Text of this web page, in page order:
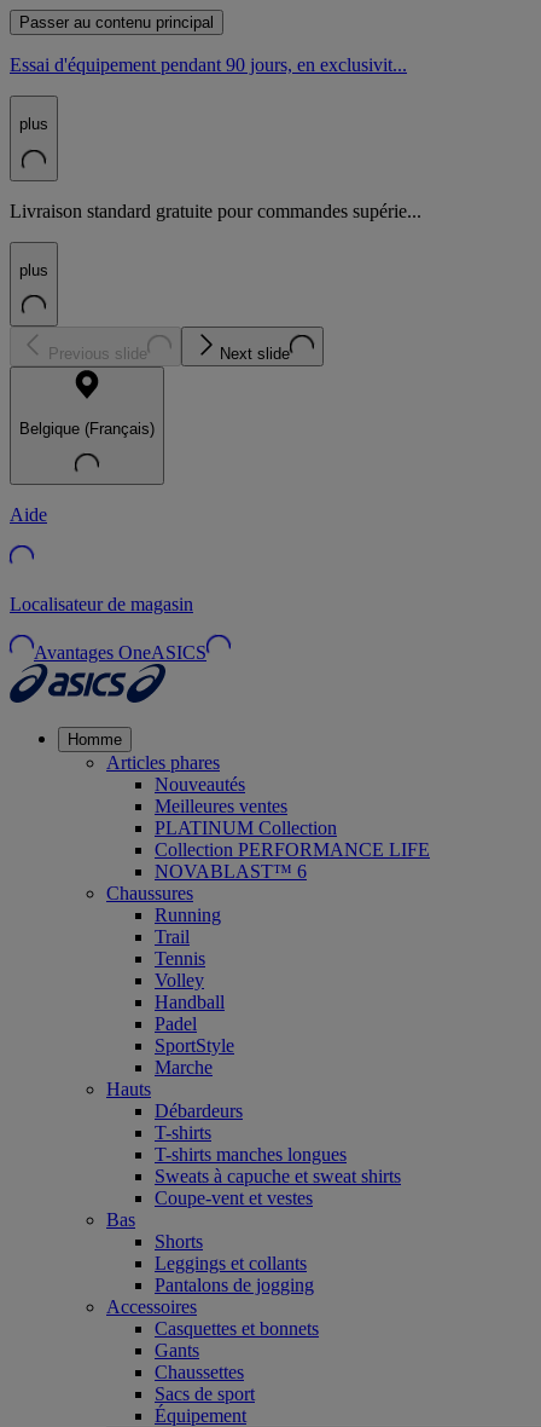
Passer au contenu principal
Essai d'équipement pendant 90 jours, en exclusivit...
plus
Livraison standard gratuite pour commandes supérie...
plus
Previous slide Next slide
Belgique (Français)
Aide
Localisateur de magasin
Avantages OneASICS
Homme
Articles phares
Nouveautés
Meilleures ventes
PLATINUM Collection
Collection PERFORMANCE LIFE
NOVABLAST™ 6
Chaussures
Running
Trail
Tennis
Volley
Handball
Padel
SportStyle
Marche
Hauts
Débardeurs
T-shirts
T-shirts manches longues
Sweats à capuche et sweat shirts
Coupe-vent et vestes
Bas
Shorts
Leggings et collants
Pantalons de jogging
Accessoires
Casquettes et bonnets
Gants
Chaussettes
Sacs de sport
Équipement